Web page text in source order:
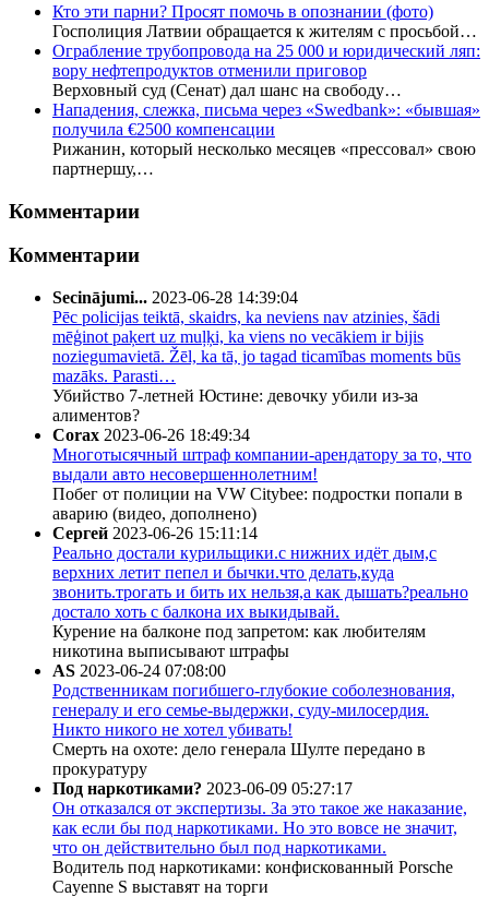
Кто эти парни? Просят помочь в опознании (фото)
Госполиция Латвии обращается к жителям с просьбой…
Ограбление трубопровода на 25 000 и юридический ляп:
вору нефтепродуктов отменили приговор
Верховный суд (Сенат) дал шанс на свободу…
Нападения, слежка, письма через «Swedbank»: «бывшая»
получила €2500 компенсации
Рижанин, который несколько месяцев «прессовал» свою
партнершу,…
Комментарии
Комментарии
Secinājumi... 2023-06-28 14:39:04
Pēc policijas teiktā, skaidrs, ka neviens nav atzinies, šādi
mēģinot paķert uz muļķi, ka viens no vecākiem ir bijis
noziegumavietā. Žēl, ka tā, jo tagad ticamības moments būs
mazāks. Parasti…
Убийство 7-летней Юстине: девочку убили из-за
алиментов?
Corax 2023-06-26 18:49:34
Многотысячный штраф компании-арендатору за то, что
выдали авто несовершеннолетним!
Побег от полиции на VW Citybee: подростки попали в
аварию (видео, дополнено)
Сергей 2023-06-26 15:11:14
Реально достали курильщики.с нижних идёт дым,с
верхних летит пепел и бычки.что делать,куда
звонить.трогать и бить их нельзя,а как дышать?реально
достало хоть с балкона их выкидывай.
Курение на балконе под запретом: как любителям
никотина выписывают штрафы
AS 2023-06-24 07:08:00
Родственникам погибшего-глубокие соболезнования,
генералу и его семье-выдержки, суду-милосердия.
Никто никого не хотел убивать!
Смерть на охоте: дело генерала Шулте передано в
прокуратуру
Под наркотиками? 2023-06-09 05:27:17
Он отказался от экспертизы. За это такое же наказание,
как если бы под наркотиками. Но это вовсе не значит,
что он действительно был под наркотиками.
Водитель под наркотиками: конфискованный Porsche
Cayenne S выставят на торги